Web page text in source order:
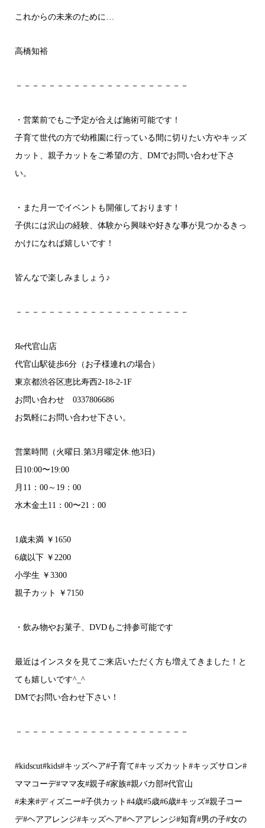
これからの未来のために…
高橋知裕
－－－－－－－－－－－－－－－－－－－－－
・営業前でもご予定が合えば施術可能です！
子育て世代の方で幼稚園に行っている間に切りたい方やキッズ
カット、親子カットをご希望の方、DMでお問い合わせ下さ
い。
・また月一でイベントも開催しております！
子供には沢山の経験、体験から興味や好きな事が見つかるきっ
かけになれば嬉しいです！
皆んなで楽しみましょう♪
－－－－－－－－－－－－－－－－－－－－－
Яe代官山店
代官山駅徒歩6分（お子様連れの場合）
東京都渋谷区恵比寿西2-18-2-1F
お問い合わせ 0337806686
お気軽にお問い合わせ下さい。
営業時間（火曜日.第3月曜定休.他3日)
日10:00〜19:00
月11：00～19：00
水木金土11：00〜21：00
1歳未満 ￥1650
6歳以下 ￥2200
小学生 ￥3300
親子カット ￥7150
・飲み物やお菓子、DVDもご持参可能です
最近はインスタを見てご来店いただく方も増えてきました！と
ても嬉しいです^_^
DMでお問い合わせ下さい！
－－－－－－－－－－－－－－－－－－－－－
#kidscut#kids#キッズヘア#子育て#キッズカット#キッズサロン#
ママコーデ#ママ友#親子#家族#親バカ部#代官山
#未来#ディズニー#子供カット#4歳#5歳#6歳#キッズ#親子コー
デ#ヘアアレンジ#キッズヘア#ヘアアレンジ#知育#男の子#女の